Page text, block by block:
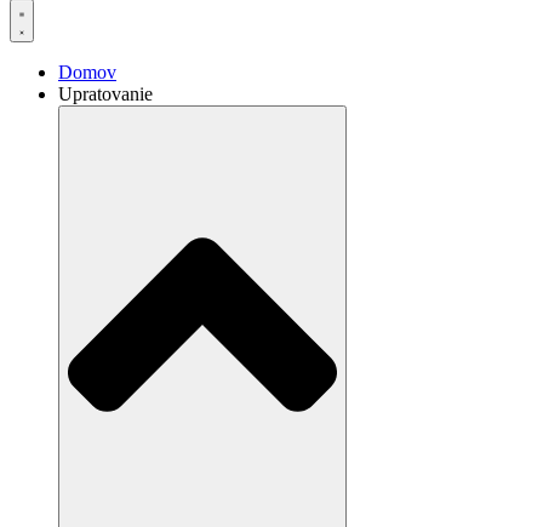
Domov
Upratovanie